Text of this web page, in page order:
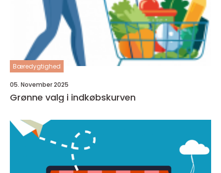
Bæredygtighed
05. November 2025
Grønne valg i indkøbskurven